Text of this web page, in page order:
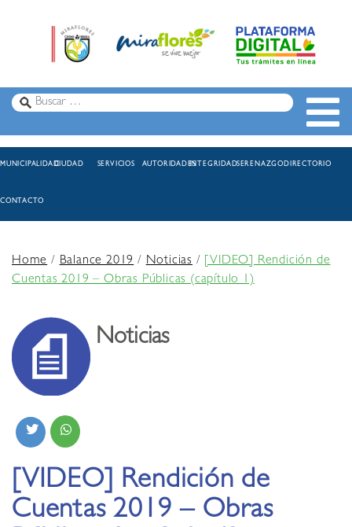
MUNICIPALIDADCIUDAD SERVICIOS AUTORIDADESINTEGRIDADSERENAZGODIRECTORIO
CONTACTO
Home/Balance 2019/Noticias /
[VIDEO] Rendición de
Cuentas 2019 – Obras Públicas (capítulo 1)
Noticias
[VIDEO] Rendición de
Cuentas 2019 – Obras